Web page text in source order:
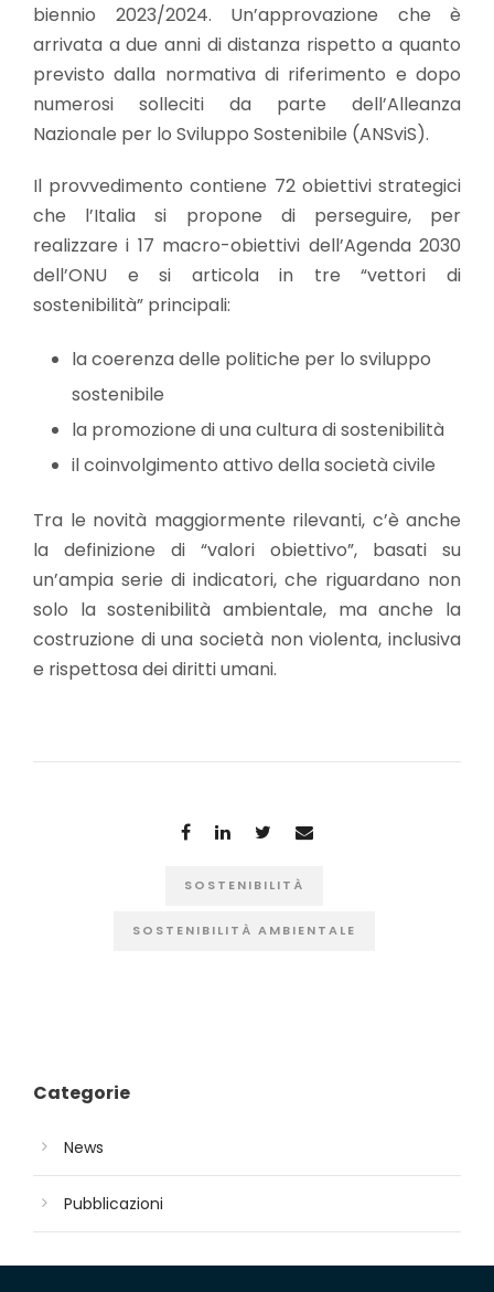
biennio 2023/2024. Un’approvazione che è
arrivata a due anni di distanza rispetto a quanto
previsto dalla normativa di riferimento e dopo
numerosi solleciti da parte dell’Alleanza
Nazionale per lo Sviluppo Sostenibile (ANSviS).
Il provvedimento contiene 72 obiettivi strategici
che l’Italia si propone di perseguire, per
realizzare i 17 macro-obiettivi dell’Agenda 2030
dell’ONU e si articola in tre “vettori di
sostenibilità” principali:
la coerenza delle politiche per lo sviluppo
sostenibile
la promozione di una cultura di sostenibilità
il coinvolgimento attivo della società civile
Tra le novità maggiormente rilevanti, c’è anche
la definizione di “valori obiettivo”, basati su
un’ampia serie di indicatori, che riguardano non
solo la sostenibilità ambientale, ma anche la
costruzione di una società non violenta, inclusiva
e rispettosa dei diritti umani.
SOSTENIBILITÀ
SOSTENIBILITÀ AMBIENTALE
Categorie
News
Pubblicazioni